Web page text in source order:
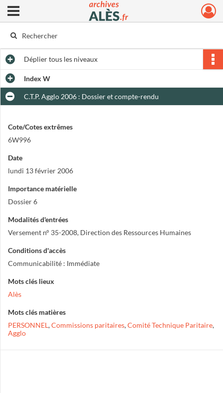
Archives municipales d'Alès
Ouvrir le menu déroulant
Dépliertous les niveaux
Index W
C.T.P. Agglo 2006 : Dossier et compte-rendu
Cote/Cotes extrêmes
6W996
Date
lundi 13 février 2006
Importance matérielle
Dossier 6
Modalités d'entrées
Versement n° 35-2008, Direction des Ressources Humaines
Conditions d'accès
Communicabilité : Immédiate
Mots clés lieux
Alès
Mots clés matières
PERSONNEL,Commissions paritaires,Comité Technique Paritaire,
Agglo